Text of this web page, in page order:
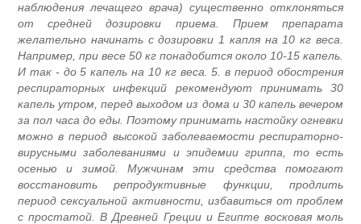
наблюдения лечащего врача) существенно отклоняться
от средней дозировки приема. Прием препарата
желательно начинать с дозировки 1 капля на 10 кг веса.
Например, при весе 50 кг понадобится около 10-15 капель.
И так - до 5 капель на 10 кг веса. 5. в период обострения
респираторных инфекций рекомендуют принимать 30
капель утром, перед выходом из дома и 30 капель вечером
за пол часа до еды. Поэтому принимать настойку огневки
можно в период высокой заболеваемости респираторно-
вирусными заболеваниями и эпидемии гриппа, то есть
осенью и зимой. Мужчинам эти средства помогают
восстановить репродуктивные функции, продлить
период сексуальной активности, избавиться от проблем
с простатой. В Древней Греции и Египте восковая моль